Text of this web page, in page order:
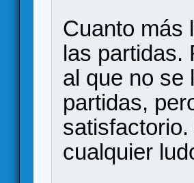
Cuanto más
las partidas.
al que no se
partidas,
cualquier